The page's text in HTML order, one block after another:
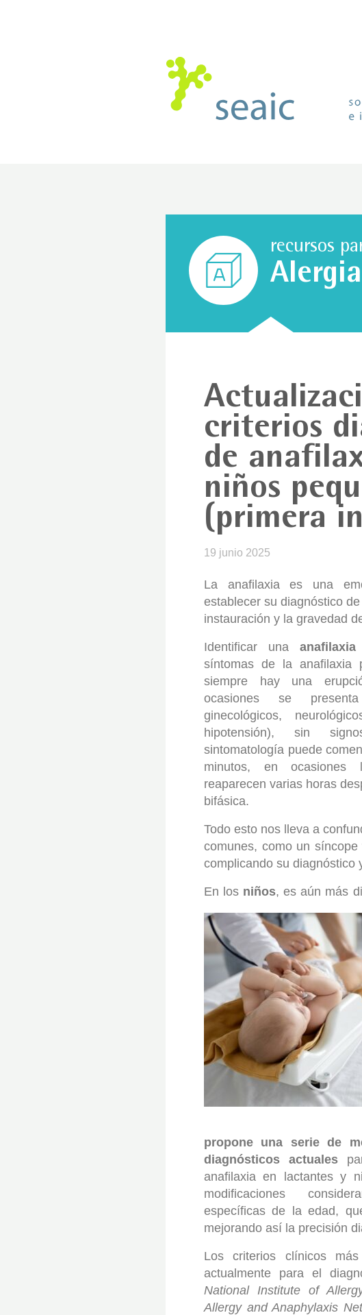
recursos
criterios
de
niños
(primera
19 junio 2025
La anafilaxia es una
establecer su diagnóstico
instauración y la gravedad
Identificar una anafilaxia
síntomas de la anafilaxia
siempre hay una
ocasiones se
ginecológicos,
hipotensión), sin
sintomatología puede
minutos, en ocasiones
reaparecen varias horas
bifásica.
Todo esto nos lleva a
comunes, como un
complicando su diagnóstico
En los niños, es aún más d
propone una serie de
diagnósticos actuales
anafilaxia en lactantes y
modificaciones
específicas de la edad,
mejorando así la precisión
Los criterios clínicos
actualmente para el
National Institute of
Allergy and Anaphylaxis